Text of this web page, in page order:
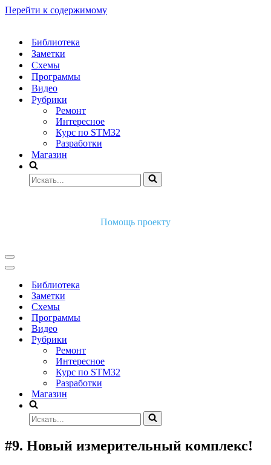
Перейти к содержимому
Библиотека
Заметки
Схемы
Программы
Видео
Рубрики
Ремонт
Интересное
Курс по STM32
Разработки
Магазин
Искать...
Помощь проекту
Меню
навигации
Меню
навигацииБиблиотека
Заметки
Схемы
Программы
Видео
Рубрики
Ремонт
Интересное
Курс по STM32
Разработки
Магазин
Искать...
#9. Новый измерительный комплекс!